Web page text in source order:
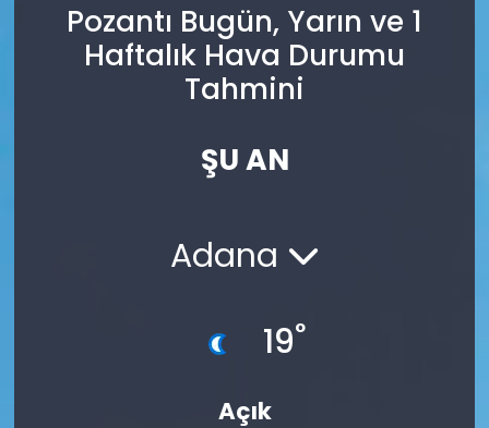
Pozantı Bugün, Yarın ve 1
Haftalık Hava Durumu
Tahmini
ŞU AN
Adana
19°
Açık
Spor
Tüm Manşetler
Son Dakika Haberleri